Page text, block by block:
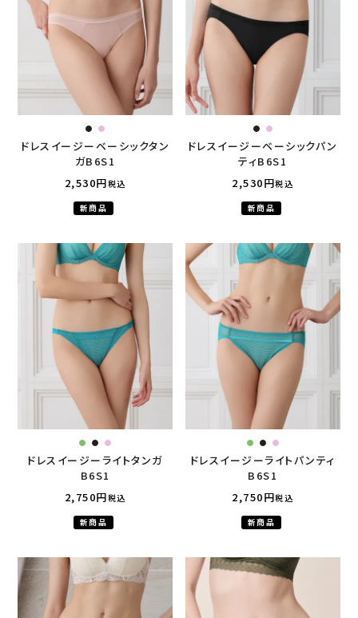
ドレスイージーベーシックタン
ガB6S1
2,530
税込
新商品
ドレスイージーベーシックパン
ティB6S1
2,530
税込
新商品
ドレスイージーライトタンガ
B6S1
2,750
税込
新商品
ドレスイージーライトパンティ
B6S1
2,750
税込
新商品